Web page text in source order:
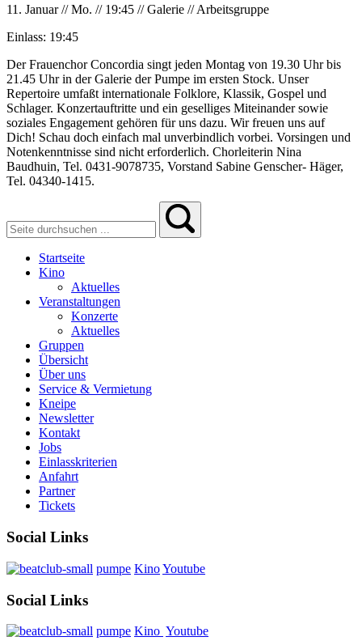
11. Januar//Mo. // 19:45 //Galerie //Arbeitsgruppe
Einlass: 19:45
Der Frauenchor Concordia singt jeden Montag von 19.30 Uhr bis
21.45 Uhr in der Galerie der Pumpe im ersten Stock. Unser
Repertoire umfaßt internationale Folklore, Klassik, Gospel und
Schlager. Konzertauftritte und ein geselliges Miteinander sowie
soziales Engagement gehören für uns dazu. Wir freuen uns auf
Dich! Schau doch einfach mal unverbindlich vorbei. Vorsingen und
Notenkenntnisse sind nicht erforderlich. Chorleiterin Nina
Baudhuin, Tel. 0431-9078735, Vorstand Sabine Genscher- Häger,
Tel. 04340-1415.
Startseite
Kino
Aktuelles
Veranstaltungen
Konzerte
Aktuelles
Gruppen
Übersicht
Über uns
Service & Vermietung
Kneipe
Newsletter
Kontakt
Jobs
Einlasskriterien
Anfahrt
Partner
Tickets
Social Links
pumpe KinoYoutube
Social Links
pumpe Kino Youtube